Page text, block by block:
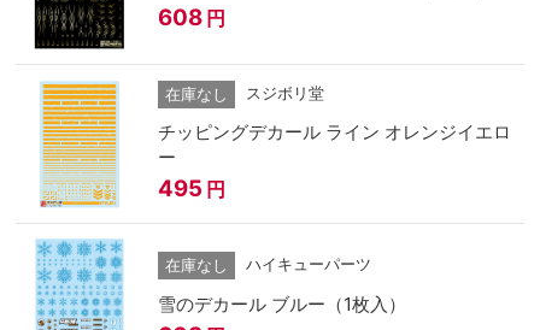
608 円
在庫なし スジボリ堂
チッピングデカール ライン オレンジイエロ
ー
495 円
在庫なし ハイキューパーツ
雪のデカール ブルー（1枚入）